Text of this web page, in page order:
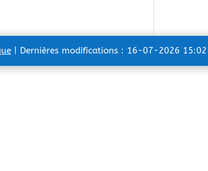
| Dernières modifications : 16-07-2026 15:02 |